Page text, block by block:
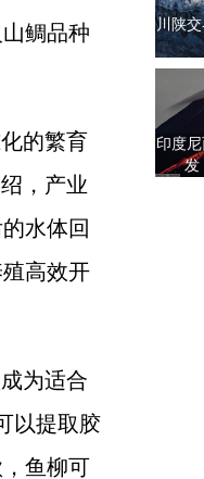
鲷品种
的繁育
，产业
水体回
高效开
为适合
以提取胶
鱼柳可
川陕
印度
发